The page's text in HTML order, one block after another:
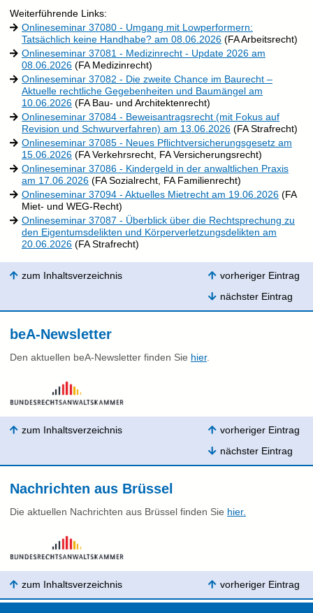
Weiterführende Links:
Onlineseminar 37080 - Umgang mit Lowperformern:
Tatsächlich keine Handhabe? am 08.06.2026 (FA Arbeitsrecht)
Onlineseminar 37081 - Medizinrecht - Update 2026 am
08.06.2026 (FA Medizinrecht)
Onlineseminar 37082 - Die zweite Chance im Baurecht –
Aktuelle rechtliche Gegebenheiten und Baumängel am
10.06.2026 (FA Bau- und Architektenrecht)
Onlineseminar 37084 - Beweisantragsrecht (mit Fokus auf
Revision und Schwurverfahren) am 13.06.2026 (FA Strafrecht)
Onlineseminar 37085 - Neues Pflichtversicherungsgesetz am
15.06.2026 (FA Verkehrsrecht, FA Versicherungsrecht)
Onlineseminar 37086 - Kindergeld in der anwaltlichen Praxis
am 17.06.2026 (FA Sozialrecht, FA Familienrecht)
Onlineseminar 37094 - Aktuelles Mietrecht am 19.06.2026 (FA
Miet- und WEG-Recht)
Onlineseminar 37087 - Überblick über die Rechtsprechung zu
den Eigentumsdelikten und Körperverletzungsdelikten am
20.06.2026 (FA Strafrecht)
zum Inhaltsverzeichnis
vorheriger Eintrag
nächster Eintrag
beA-Newsletter
Den aktuellen beA-Newsletter finden Sie hier.
zum Inhaltsverzeichnis
vorheriger Eintrag
nächster Eintrag
Nachrichten aus Brüssel
Die aktuellen Nachrichten aus Brüssel finden Sie hier.
zum Inhaltsverzeichnis vorheriger Eintrag